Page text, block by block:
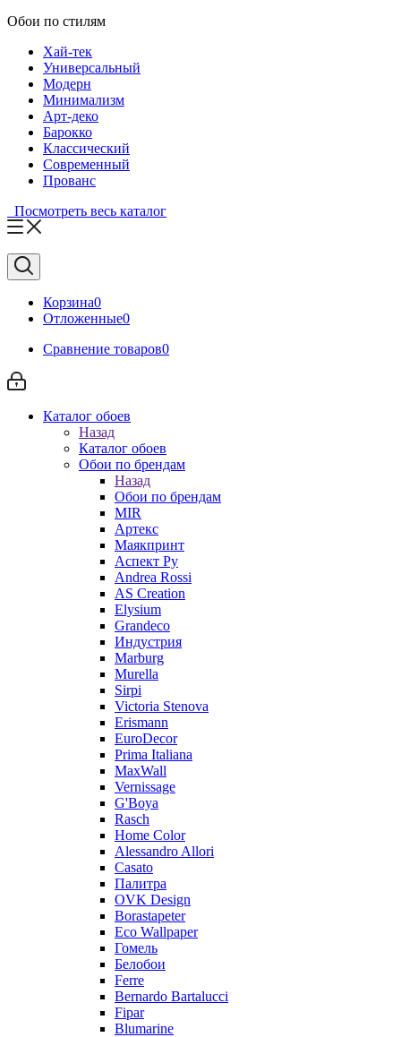
Обои по стилям
Хай-тек
Универсальный
Модерн
Минимализм
Арт-деко
Барокко
Классический
Современный
Прованс
Посмотреть весь каталог
Корзина0
Отложенные0
Сравнение товаров0
Каталог обоев
Назад
Каталог обоев
Обои по брендам
Назад
Обои по брендам
MIR
Артекс
Маякпринт
Аспект Ру
Andrea Rossi
AS Creation
Elysium
Grandeco
Индустрия
Marburg
Murella
Sirpi
Victoria Stenova
Erismann
EuroDecor
Prima Italiana
MaxWall
Vernissage
G'Boya
Rasch
Home Color
Alessandro Allori
Casato
Палитра
OVK Design
Borastapeter
Eco Wallpaper
Гомель
Белобои
Ferre
Bernardo Bartalucci
Fipar
Blumarine